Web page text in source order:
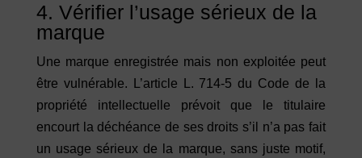
4. Vérifier l’usage sérieux de la
marque
Une marque enregistrée mais non exploitée peut
être vulnérable. L’article L. 714-5 du Code de la
propriété intellectuelle prévoit que le titulaire
encourt la déchéance de ses droits s’il n’a pas fait
un usage sérieux de la marque, sans juste motif,